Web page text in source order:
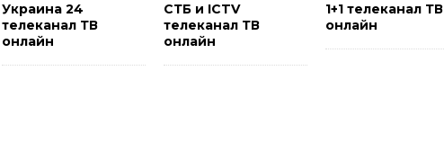
Украина 24
телеканал ТВ
онлайн
СТБ и ICTV
телеканал ТВ
онлайн
1+1 телеканал ТВ
онлайн